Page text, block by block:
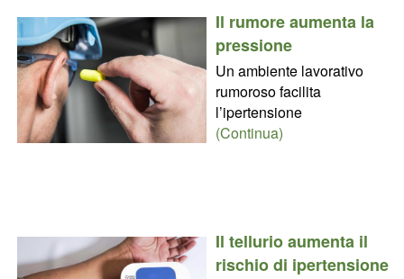
Il rumore aumenta la
pressione
Un ambiente lavorativo
rumoroso facilita
l’ipertensione
(Continua)
Il tellurio aumenta il
rischio di ipertensione